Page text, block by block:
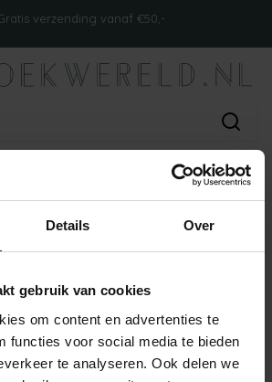
Details Over
gebruik van cookies
om content en advertenties te
functies voor social media te bieden
te analyseren. Ook delen we
verzending vanaf €50,-
GETAGD MET